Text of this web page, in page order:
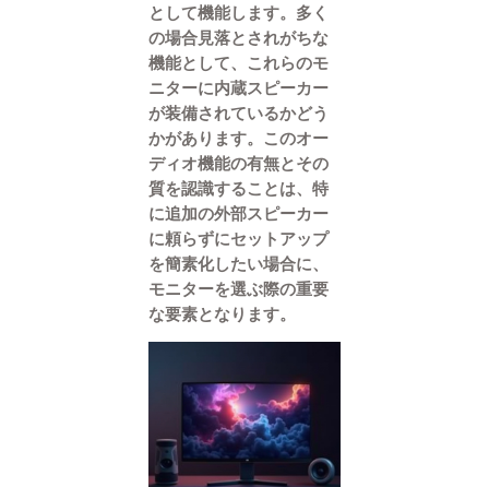
として機能します。多く
の場合見落とされがちな
機能として、これらのモ
ニターに内蔵スピーカー
が装備されているかどう
かがあります。このオー
ディオ機能の有無とその
質を認識することは、特
に追加の外部スピーカー
に頼らずにセットアップ
を簡素化したい場合に、
モニターを選ぶ際の重要
な要素となります。